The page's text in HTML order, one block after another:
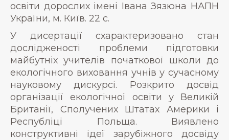
освіти дорослих імені Івана Зязюна НАПН
України, м. Київ. 22 с.
У дисертації схарактеризовано стан
дослідженості проблеми підготовки
майбутніх учителів початкової школи до
екологічного виховання учнів у сучасному
науковому дискурсі. Розкрито досвід
організації екологічної освіти у Великій
Британії, Сполучених Штатах Америки і
Республіці Польща. Виявлено
конструктивні ідеї зарубіжного досвіду